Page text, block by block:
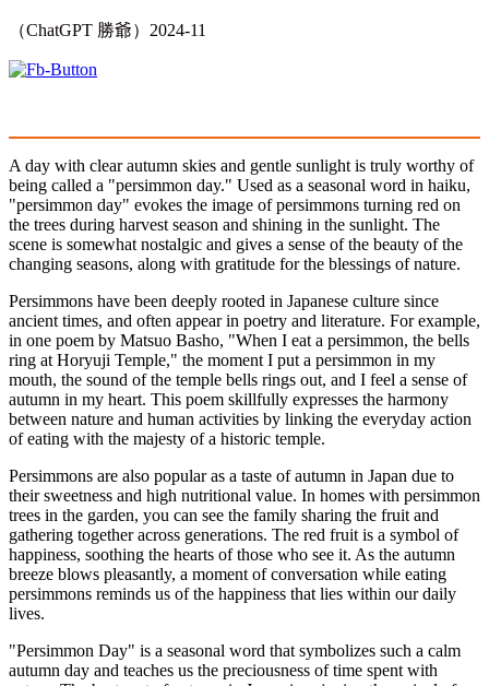
（ChatGPT 勝爺）2024-11
A day with clear autumn skies and gentle sunlight is truly worthy of
being called a "persimmon day." Used as a seasonal word in haiku,
"persimmon day" evokes the image of persimmons turning red on
the trees during harvest season and shining in the sunlight. The
scene is somewhat nostalgic and gives a sense of the beauty of the
changing seasons, along with gratitude for the blessings of nature.
Persimmons have been deeply rooted in Japanese culture since
ancient times, and often appear in poetry and literature. For example,
in one poem by Matsuo Basho, "When I eat a persimmon, the bells
ring at Horyuji Temple," the moment I put a persimmon in my
mouth, the sound of the temple bells rings out, and I feel a sense of
autumn in my heart. This poem skillfully expresses the harmony
between nature and human activities by linking the everyday action
of eating with the majesty of a historic temple.
Persimmons are also popular as a taste of autumn in Japan due to
their sweetness and high nutritional value. In homes with persimmon
trees in the garden, you can see the family sharing the fruit and
gathering together across generations. The red fruit is a symbol of
happiness, soothing the hearts of those who see it. As the autumn
breeze blows pleasantly, a moment of conversation while eating
persimmons reminds us of the happiness that lies within our daily
lives.
"Persimmon Day" is a seasonal word that symbolizes such a calm
autumn day and teaches us the preciousness of time spent with